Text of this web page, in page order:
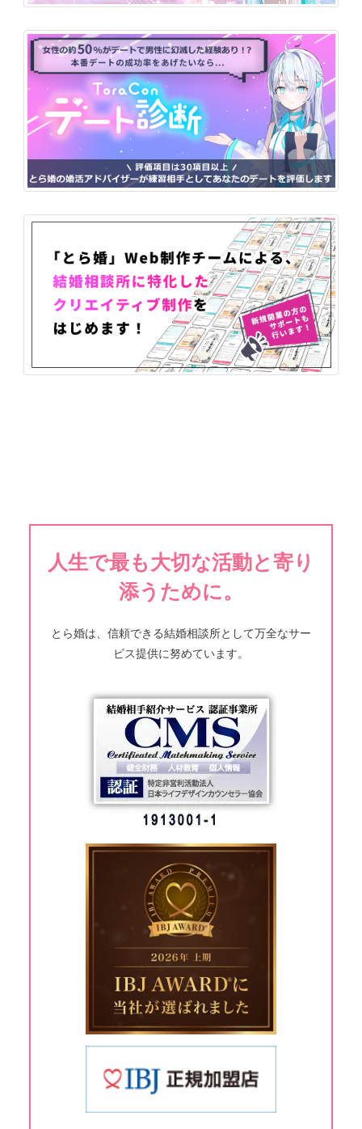
人生で最も大切な活動と寄り
添うために。
とら婚は、信頼できる結婚相談所として万全なサー
ビス提供に努めています。